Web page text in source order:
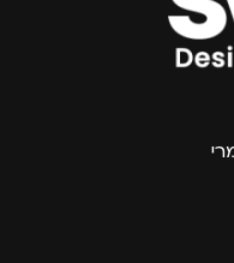
צרפו אותי למועדון